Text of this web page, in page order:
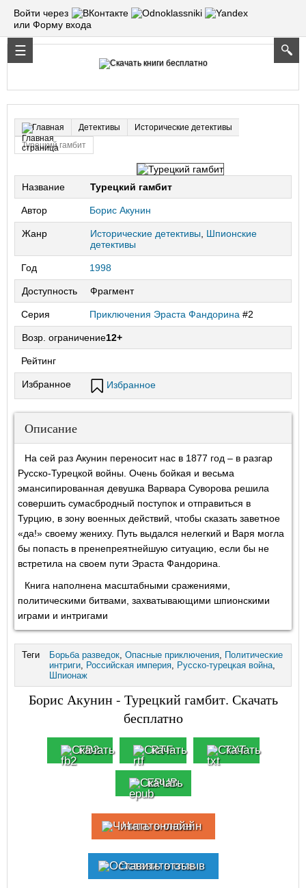
Войти через
или Форму входа
Главная Детективы
Исторические детективы
Турецкий гамбит
Название Турецкий гамбит
Автор Борис Акунин
Жанр Исторические детективы, Шпионские
детективы
Год 1998
Доступность Фрагмент
Серия Приключения Эраста Фандорина #2
Возр. ограничение12+
Рейтинг
Избранное Избранное
Описание
На сей раз Акунин переносит нас в 1877 год – в разгар
Русско-Турецкой войны. Очень бойкая и весьма
эмансипированная девушка Варвара Суворова решила
совершить сумасбродный поступок и отправиться в
Турцию, в зону военных действий, чтобы сказать заветное
«да!» своему жениху. Путь выдался нелегкий и Варя могла
бы попасть в пренепреятнейшую ситуацию, если бы не
встретила на своем пути Эраста Фандорина.
Книга наполнена масштабными сражениями,
политическими битвами, захватывающими шпионскими
играми и интригами
Теги Борьба разведок, Опасные приключения, Политические
интриги, Российская империя, Русско-турецкая война,
Шпионаж
Борис Акунин - Турецкий гамбит. Скачать
бесплатно
FB2 RTF TXT
EPUB
Читать онлайн
Оставить отзыв